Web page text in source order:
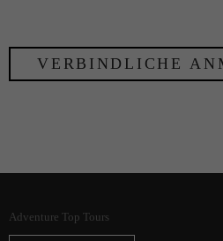
Adventure Top Tours